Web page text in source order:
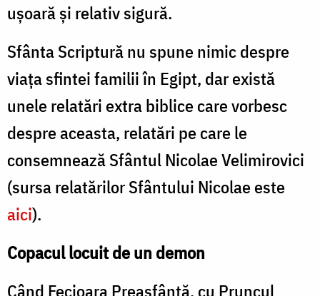
ușoară și relativ sigură.
Sfânta Scriptură nu spune nimic despre
viața sfintei familii în Egipt, dar există
unele relatări extra biblice care vorbesc
despre aceasta, relatări pe care le
consemnează Sfântul Nicolae Velimirovici
(sursa relatărilor Sfântului Nicolae este
aici).
Copacul locuit de un demon
Când Fecioara Preasfântă, cu Pruncul